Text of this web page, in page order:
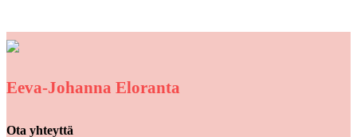
Eeva-Johanna Eloranta
Ota yhteyttä